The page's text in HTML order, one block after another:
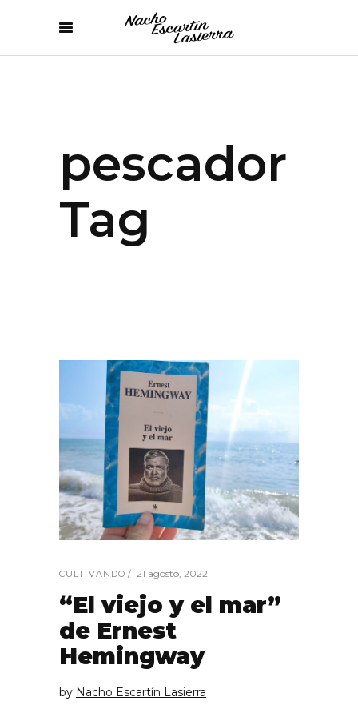
pescador
Tag
CULTIVANDO 21 agosto, 2022
“El viejo y el mar”
de Ernest
Hemingway
by Nacho Escartín Lasierra